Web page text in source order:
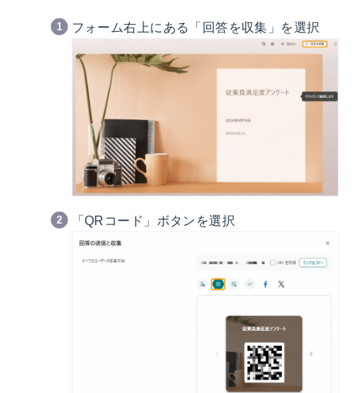
フォーム右上にある「回答を収集」を選択
「QRコード」ボタンを選択